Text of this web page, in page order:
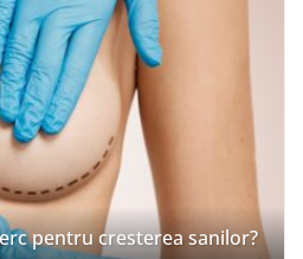
pentru cresterea sanilor?